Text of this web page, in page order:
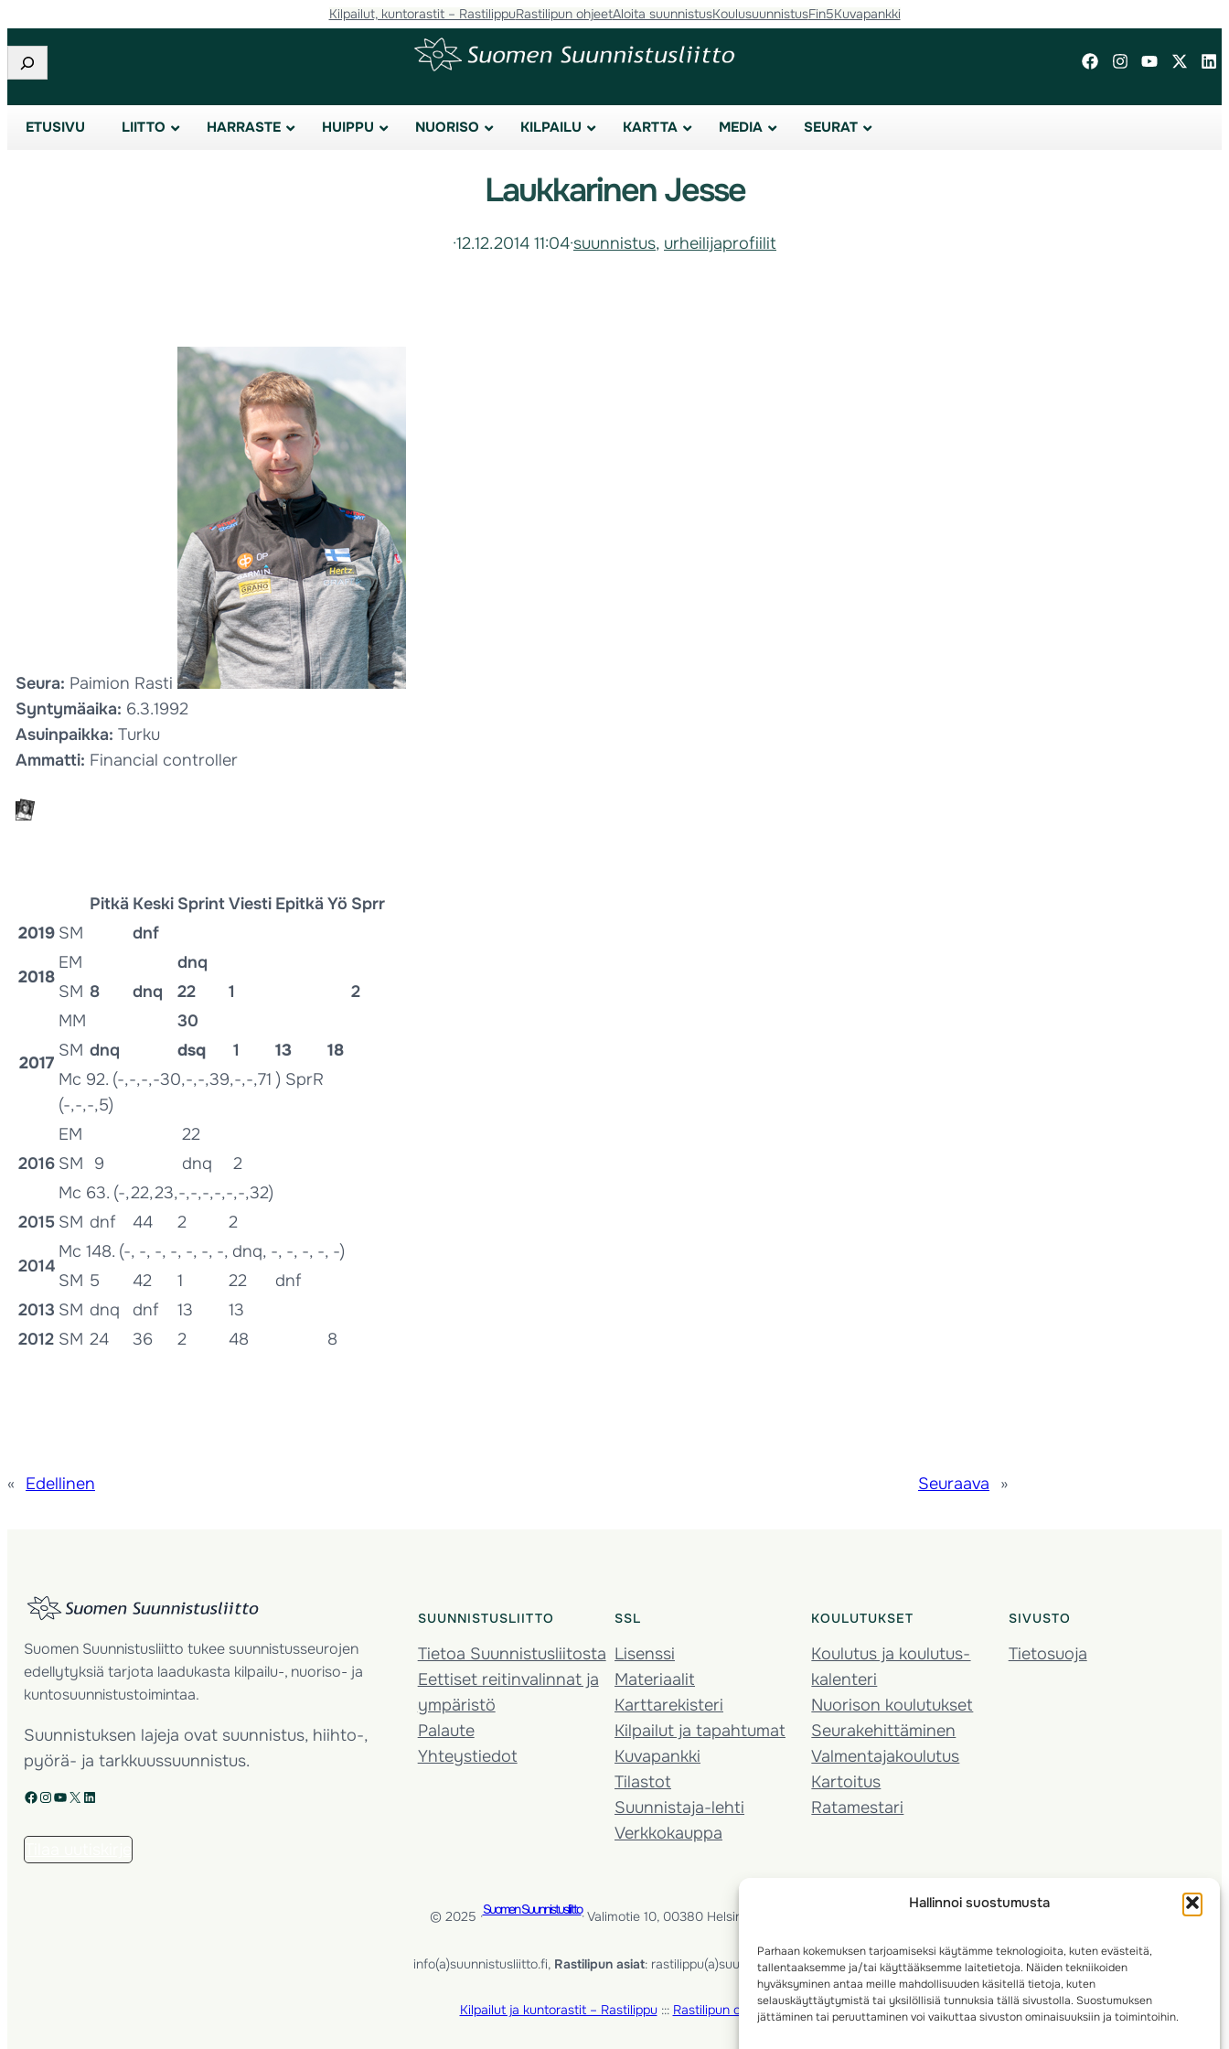
Hallinnoi suostumusta
Parhaan kokemuksen tarjoamiseksi käytämme teknologioita, kuten evästeitä,
tallentaaksemme ja/tai käyttääksemme laitetietoja. Näiden tekniikoiden
hyväksyminen antaa meille mahdollisuuden käsitellä tietoja, kuten
selauskäyttäytymistä tai yksilöllisiä tunnuksia tällä sivustolla. Suostumuksen
jättäminen tai peruuttaminen voi vaikuttaa sivuston ominaisuuksiin ja toimintoihin.
Kilpailut, kuntorastit – RastilippuRastilipun ohjeetAloita suunnistusKoulusuunnistusFin5Kuvapankki
Etsi
ETUSIVU LIITTO HARRASTE HUIPPU NUORISO KILPAILU KARTTA MEDIA SEURAT
Laukkarinen Jesse
·12.12.2014 11:04·suunnistus, urheilijaprofiilit
Seura: Paimion Rasti
Syntymäaika: 6.3.1992
Asuinpaikka: Turku
Ammatti: Financial controller
Pitkä Keski SprintViesti Epitkä Yö Sprr
2019 SM dnf
2018
EM
dnq
SM 8 dnq 22 1 2
2017
MM
30
SM dnq dsq 1 13
18
Mc 92. (-,-,-,-30,-,-,39,-,-,71 ) SprR
(-,-,-,5)
2016
EM
22
SM
9 dnq
2
Mc 63. (-,22,23,-,-,-,-,-,-,32)
2015 SM dnf 44 2 2
2014
Mc 148. (-, -, -, -, -, -, -, dnq, -, -, -, -, -)
SM 5 42 1 22
dnf
2013 SM dnq dnf 13
13
2012 SM 24 36 2 48 8
« Edellinen Seuraava »
Suomen Suunnistusliitto tukee suunnistusseurojen
edellytyksiä tarjota laadukasta kilpailu-, nuoriso- ja
kuntosuunnistustoimintaa.
Suunnistuksen lajeja ovat suunnistus, hiihto-,
pyörä- ja tarkkuussuunnistus.
Facebook Instagram YouTube X LinkedIn
SUUNNISTUSLIITTO
Tietoa Suunnistusliitosta
Eettiset reitinvalinnat ja
ympäristö
Palaute
Yhteystiedot
SSL
Lisenssi
Materiaalit
Karttarekisteri
Kilpailut ja tapahtumat
Kuvapankki
Tilastot
Suunnistaja-lehti
Verkkokauppa
KOULUTUKSET
Koulutus ja koulutus­
kalenteri
Nuorison koulutukset
Seura­kehittäminen
Valmentaja­koulutus
Kartoitus
Ratamestari
SIVUSTO
Tietosuoja
© 2025 ·Suomen Suunnistusliitto· Valimotie 10, 00380 Helsinki, Finland
info(a)suunnistusliitto.fi, Rastilipun asiat: rastilippu(a)suunnistusliitto.fi
Kilpailut ja kuntorastit – Rastilippu::: Rastilipun ohjeet